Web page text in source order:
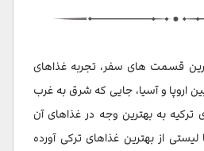
قسمت های سفر، تجربه غذاهای
اروپا و آسیا، جایی که شرق به غرب
به بهترین وجه در غذاهای آن
از بهترین غذاهای ترکی آورده